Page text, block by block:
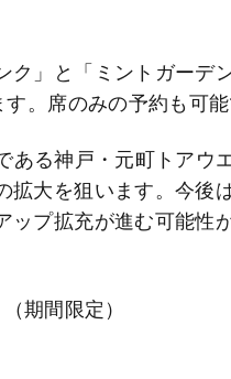
ク」と「ミントガーデ
。席のみの予約も可能
ある神戸・元町トアウ
拡大を狙います。今後
プ拡充が進む可能性
期間限定）